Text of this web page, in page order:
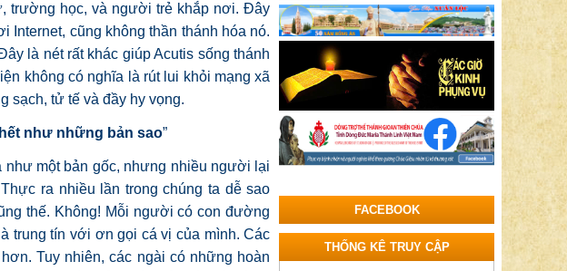
trường học, và người trẻ khắp nơi. Đây
Internet, cũng không thần thánh hóa nó.
là nét rất khác giúp Acutis sống thánh
không có nghĩa là rút lui khỏi mạng xã
sạch, tử tế và đầy hy vọng.
như những bản sao”
một bản gốc, nhưng nhiều người lại
ra nhiều lần trong chúng ta dễ sao
thế. Không! Mỗi người có con đường
trung tín với ơn gọi cá vị của mình. Các
Tuy nhiên, các ngài có những hoàn
FACEBOOK
THỐNG KÊ TRUY CẬP